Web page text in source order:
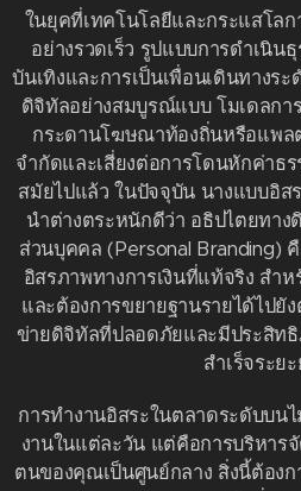
ในยุคที่เทคโนโลยีและกระแสโล
อย่างรวดเร็ว รูปแบบการดำเนิน
บันเทิงและการเป็นเพื่อนเดินทางร
ดิจิทัลอย่างสมบูรณ์แบบ โมเดลกา
กระดานโฆษณาท้องถิ่นหรือแพ
จำกัดและเสี่ยงต่อการโดนหักค่าธ
สมัยไปแล้ว ในปัจจุบัน นางแบบอิส
นำต่างตระหนักดีว่า อธิปไตยทาง
ส่วนบุคคล (Personal Branding)
อิสรภาพทางการเงินที่แท้จริง สำ
และต้องการขยายฐานรายได้ไปยัง
ข่ายดิจิทัลที่ปลอดภัยและมีประสิท
สำเร็จระย
การทำงานอิสระในตลาดระดับบน
งานในแต่ละวัน แต่คือการบริหา
ตนของคุณเป็นศูนย์กลาง สิ่งนี้ต้อง